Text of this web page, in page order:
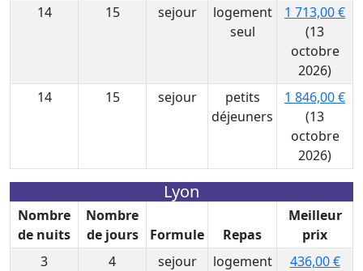
14
15 sejour
logement
seul
1 713,00 €
(13
octobre
2026)
14
15 sejour
petits
déjeuners
1 846,00 €
(13
octobre
2026)
Lyon
Nombre
de nuits
Nombre
de jours
Formule Repas
Meilleur
prix
3
4 sejour
logement
436,00 €